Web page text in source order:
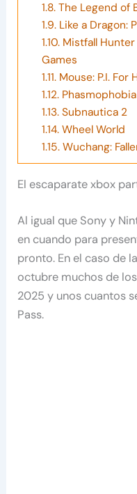
1.8.The Legend of
1.9.Like a Dragon:
1.10.Mistfall Hunter
Games
1.11.Mouse: P.I. For
1.12.Phasmophobia
1.13.Subnautica 2
1.14.Wheel World
1.15.Wuchang:
El escaparate xbox
Al igual que Sony y
en cuando para
pronto. En el caso de
octubre muchos de
2025 y unos cuantos
Pass.